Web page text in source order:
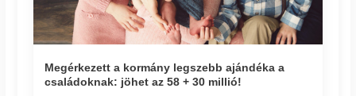
Megérkezett a kormány legszebb ajándéka a
családoknak: jöhet az 58 + 30 millió!